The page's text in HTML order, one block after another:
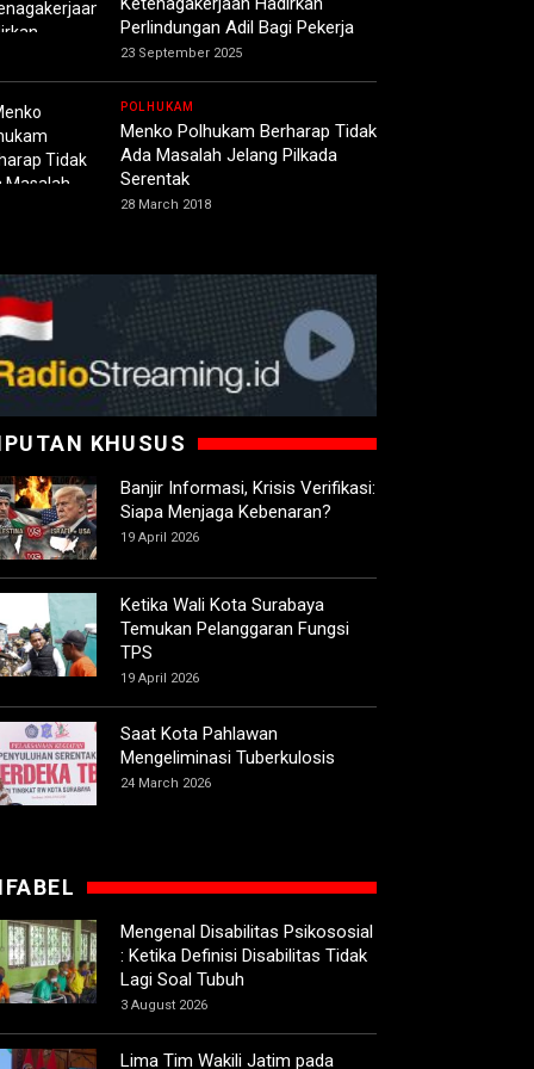
Perlindungan Adil Bagi Pekerja
23 September 2025
POLHUKAM
Menko Polhukam Berharap Tidak
Ada Masalah Jelang Pilkada
Serentak
28 March 2018
KHUSUS
Banjir Informasi, Krisis Verifikasi:
Siapa Menjaga Kebenaran?
19 April 2026
Ketika Wali Kota Surabaya
Temukan Pelanggaran Fungsi
TPS
19 April 2026
Saat Kota Pahlawan
Mengeliminasi Tuberkulosis
24 March 2026
Mengenal Disabilitas Psikososial
: Ketika Definisi Disabilitas Tidak
Lagi Soal Tubuh
3 August 2026
Lima Tim Wakili Jatim pada